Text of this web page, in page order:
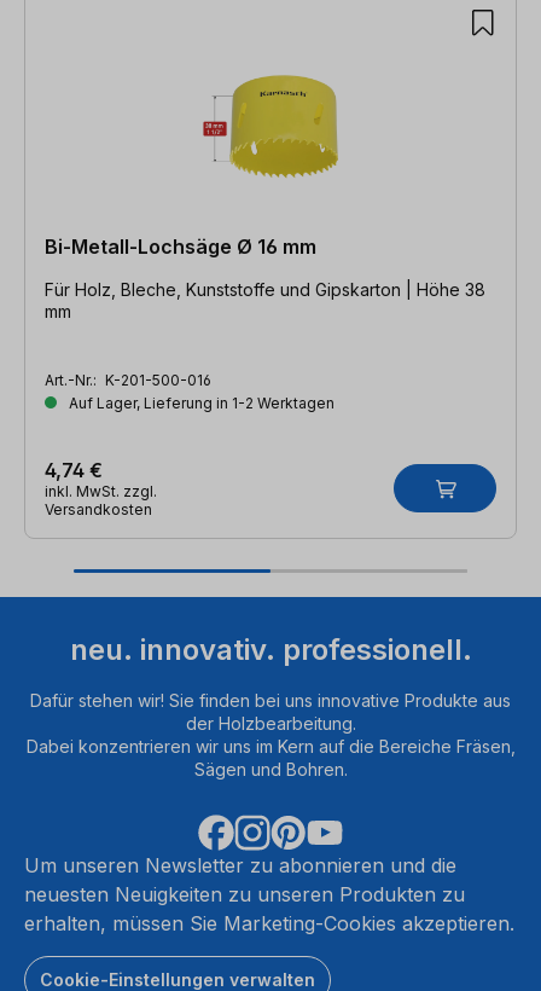
Bi-Metall-Lochsäge Ø 16 mm
Für Holz, Bleche, Kunststoffe und Gipskarton | Höhe 38
mm
Art.-Nr.: K-201-500-016
Auf Lager, Lieferung in 1-2 Werktagen
4,74 €
inkl. MwSt. zzgl.
Versandkosten
neu. innovativ. professionell.
Dafür stehen wir! Sie finden bei uns innovative Produkte aus
der Holzbearbeitung.
Dabei konzentrieren wir uns im Kern auf die Bereiche Fräsen,
Sägen und Bohren.
Um unseren Newsletter zu abonnieren und die
neuesten Neuigkeiten zu unseren Produkten zu
erhalten, müssen Sie Marketing-Cookies akzeptieren.
Cookie-Einstellungen verwalten